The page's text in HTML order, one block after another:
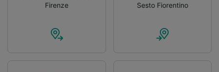
Firenze
Sesto Fiorentino